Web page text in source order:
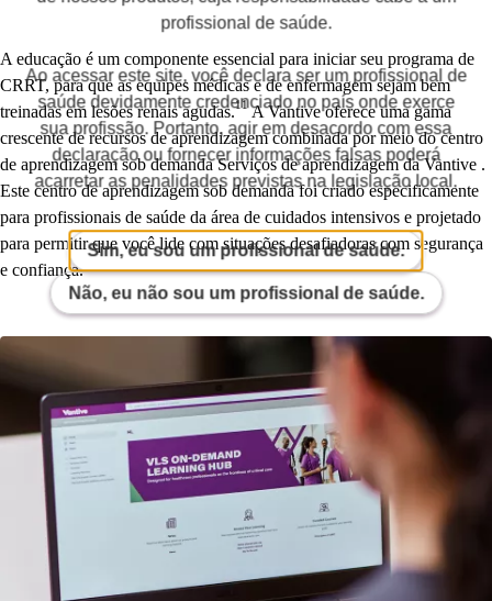
A educação é um componente essencial para iniciar seu programa de
CRRT, para que as equipes médicas e de enfermagem sejam bem
treinadas em lesões renais agudas.11A Vantive oferece uma gama
crescente de recursos de aprendizagem combinada por meio do centro
de aprendizagem sob demanda Serviços de aprendizagem da Vantive .
Este centro de aprendizagem sob demanda foi criado especificamente
para profissionais de saúde da área de cuidados intensivos e projetado
para permitir que você lide com situações desafiadoras com segurança
e confiança.
profissional de saúde.
Ao acessar este site, você declara ser um profissional de
saúde devidamente credenciado no país onde exerce
sua profissão. Portanto, agir em desacordo com essa
declaração ou fornecer informações falsas poderá
acarretar as penalidades previstas na legislação local.
Sim, eu sou um profissional de saúde.
Não, eu não sou um profissional de saúde.